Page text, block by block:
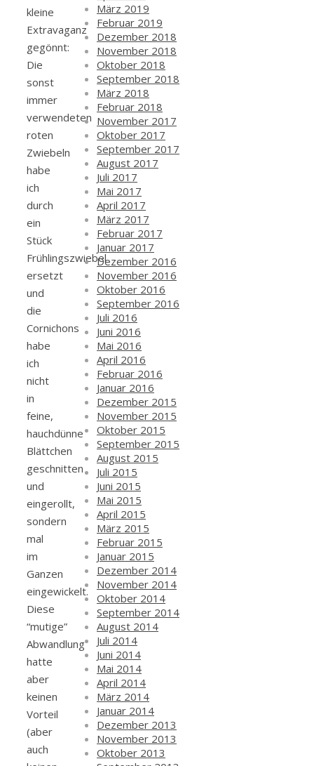
kleine
Extravaganz
gegönnt:
Die
sonst
immer
verwendeten
roten
Zwiebeln
habe
ich
durch
ein
Stück
Frühlingszwiebel
ersetzt
und
die
Cornichons
habe
ich
nicht
in
feine,
hauchdünne
Blättchen
geschnitten
und
eingerollt,
sondern
mal
im
Ganzen
eingewickelt.
Diese
“mutige”
Abwandlung
hatte
aber
keinen
Vorteil
(aber
auch
März 2019
Februar 2019
Dezember 2018
November 2018
Oktober 2018
September 2018
März 2018
Februar 2018
November 2017
Oktober 2017
September 2017
August 2017
Juli 2017
Mai 2017
April 2017
März 2017
Februar 2017
Januar 2017
Dezember 2016
November 2016
Oktober 2016
September 2016
Juli 2016
Juni 2016
Mai 2016
April 2016
Februar 2016
Januar 2016
Dezember 2015
November 2015
Oktober 2015
September 2015
August 2015
Juli 2015
Juni 2015
Mai 2015
April 2015
März 2015
Februar 2015
Januar 2015
Dezember 2014
November 2014
Oktober 2014
September 2014
August 2014
Juli 2014
Juni 2014
Mai 2014
April 2014
März 2014
Januar 2014
Dezember 2013
November 2013
Oktober 2013